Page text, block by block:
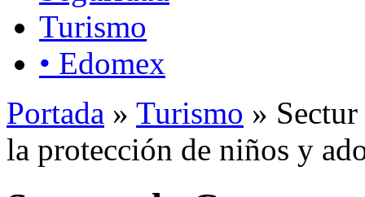
Turismo
• Edomex
Portada » Turismo »
la protección de niños y